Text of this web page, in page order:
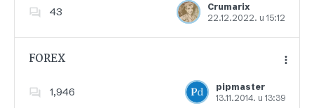
43
Crumarix
22.12.2022. u 15:12
Dodajte u favorite
FOREX
1,946
pipmaster
13.11.2014. u 13:39
Dodajte u favorite